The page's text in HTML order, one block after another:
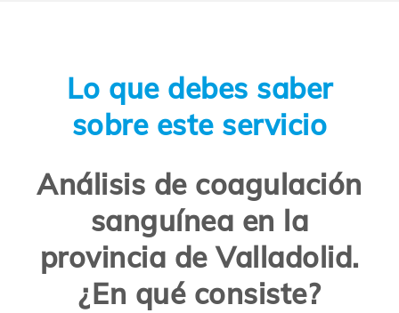
Lo que debes saber
sobre este servicio
Análisis de coagulación
sanguínea en la
provincia de Valladolid.
¿En qué consiste?